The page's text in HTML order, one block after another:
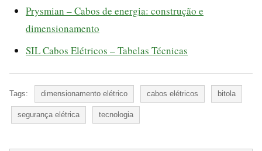
Prysmian – Cabos de energia: construção e
dimensionamento
SIL Cabos Elétricos – Tabelas Técnicas
Tags: dimensionamento elétrico cabos elétricos bitola
segurança elétrica tecnologia